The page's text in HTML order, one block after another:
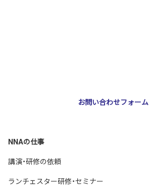
お問い合わせフォーム
NNAの仕事
講演・研修の依頼
ランチェスター研修・セミナー